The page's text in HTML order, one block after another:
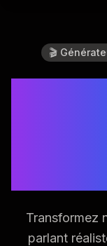
🎬
Transformez
parlant